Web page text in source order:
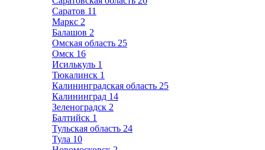
Саратов 11
Маркс 2
Балашов 2
Омская область 25
Омск 16
Исилькуль 1
Тюкалинск 1
Калининградская область 25
Калининград 14
Зеленоградск 2
Балтийск 1
Тульская область 24
Тула 10